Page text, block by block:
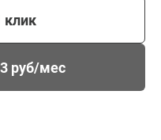
клик
руб/мес